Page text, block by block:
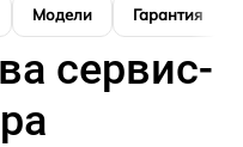
Модели Гарантия
сервис-